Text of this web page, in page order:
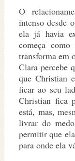
O
intenso desde
ela já havia
começa
transforma em
Clara percebe
que Christian
ficar ao seu
Christian fica
está, mas,
livrar do
permitir que
para onde ela